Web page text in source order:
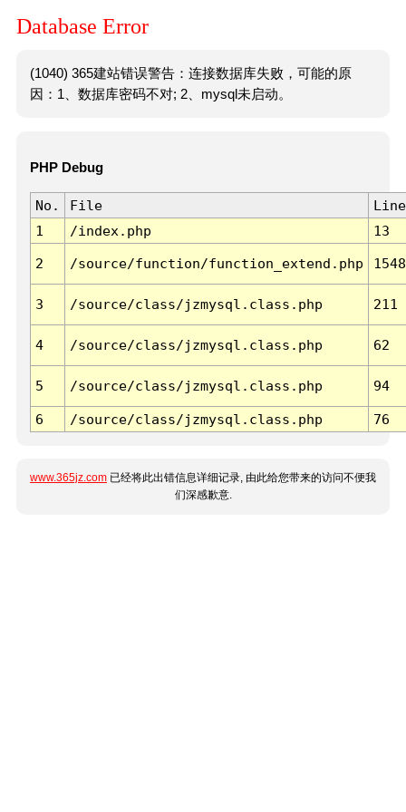
Database Error
(1040) 365建站错误警告：连接数据库失败，可能的原
因：1、数据库密码不对; 2、mysql未启动。
PHP Debug
No. File
Line
1
/index.php 13
2 /source/function/function_extend.php 1548
3 /source/class/jzmysql.class.php 211
4 /source/class/jzmysql.class.php 62
5 /source/class/jzmysql.class.php 94
6 /source/class/jzmysql.class.php 76
www.365jz.com 已经将此出错信息详细记录, 由此给您带来的访问不便我
们深感歉意.